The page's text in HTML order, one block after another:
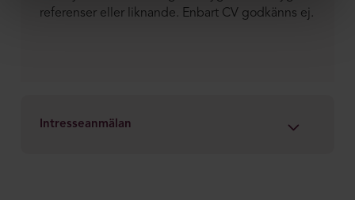
referenser eller liknande. Enbart CV godkänns ej.
Intresseanmälan